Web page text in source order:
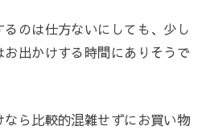
のは仕方ないにしても、少し
出かけする時間にありそうで
ら比較的混雑せずにお買い物